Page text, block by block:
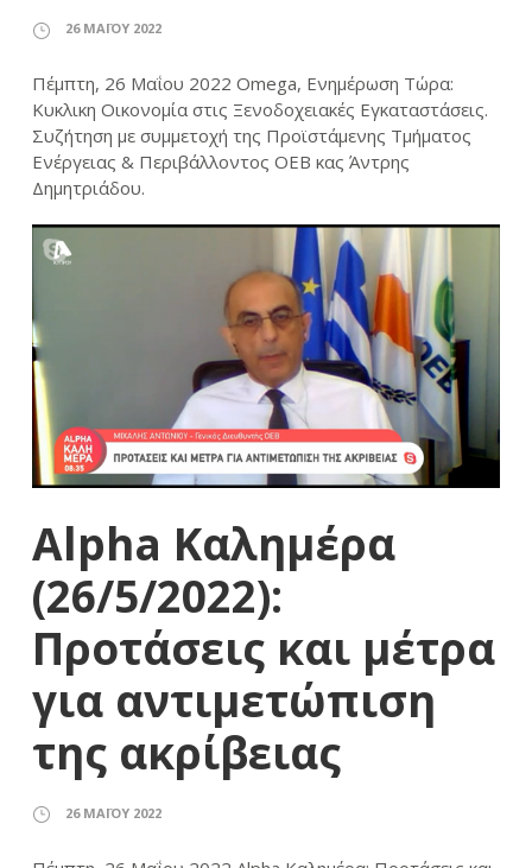
26 ΜΑΪ́ΟΥ 2022
Πέμπτη, 26 Μαΐου 2022 Omega, Ενημέρωση Τώρα:
Κυκλικη Οικονομία στις Ξενοδοχειακές Εγκαταστάσεις.
Συζήτηση με συμμετοχή της Προϊστάμενης Τμήματος
Ενέργειας & Περιβάλλοντος ΟΕΒ κας Άντρης
Δημητριάδου.
Alpha Καλημέρα
(26/5/2022):
Προτάσεις και μέτρα
για αντιμετώπιση
της ακρίβειας
26 ΜΑΪ́ΟΥ 2022